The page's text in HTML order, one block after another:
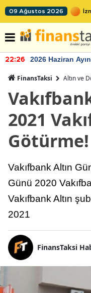
09 Ağustos 2026
22:26 2026 Haziran
FinansTaksi Altın ve
2021
Götürme!
Vakıfbank Altın
Günü 2020
Vakıfbank Altın
2021
FinansTaksi